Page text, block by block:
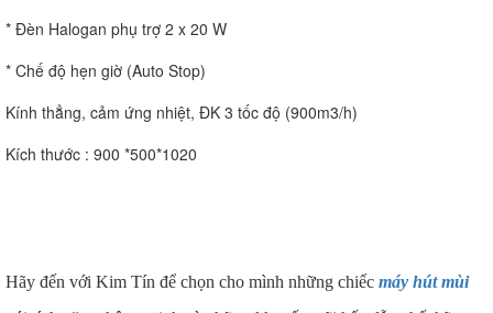
* Đèn Halogan phụ trợ 2 x 20 W
* Chế độ hẹn giờ (Auto Stop)
Kính thẳng, cảm ứng nhiệt, ĐK 3 tốc độ (900m3/h)
Kích thước : 900 *500*1020
Hãy đến với Kim Tín để chọn cho mình những chiếc máy hút mùi